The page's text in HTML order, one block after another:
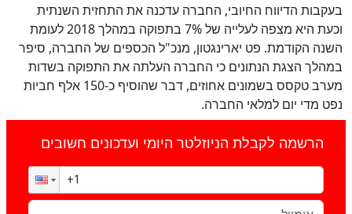
בעקבות הדיווח החיובי, החברה עדכנה את התחזית השנתית
וכעת היא מצפה לעלייה של 7% בתפוקה במהלך 2018 לעומת
השנה הקודמת. פט יארינגטון, מנכ"ל הכספים של החברה, סיפר
במהלך הצגת הנתונים כי החברה העלתה את התפוקה בשדות
מערב טקסס בשמונים אחוזים, דבר שהוסיף כ-150 אלף חביות
נפט מדי יום למלאי החברה.
הרשמה לקבלת הניוזלטר היומי ועדכונים חשובים